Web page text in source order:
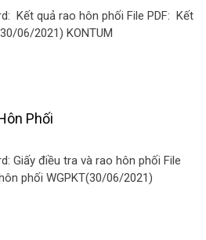
Kết quả rao hôn phối File PDF: Kết
06/2021) KONTUM
Phối
Giấy điều tra và rao hôn phối File
phối WGPKT(30/06/2021)